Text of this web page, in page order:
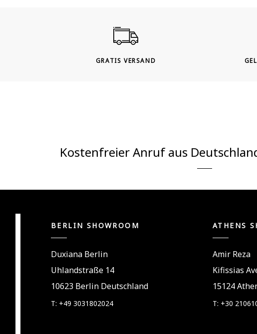
GRATIS VERSAND
Kostenfreier Anruf aus
BERLIN SHOWROOM
Duxiana Berlin
Uhlandstraße 14
10623 Berlin Deutschland
T: +49 3031802024
ATHENS
Amir Reza
Kifissias
15124
T: +30